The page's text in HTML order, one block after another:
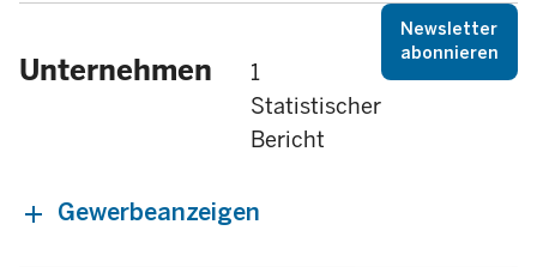
Unternehmen
1
Statistischer
Bericht
Newsletter
abonnieren
Gewerbeanzeigen